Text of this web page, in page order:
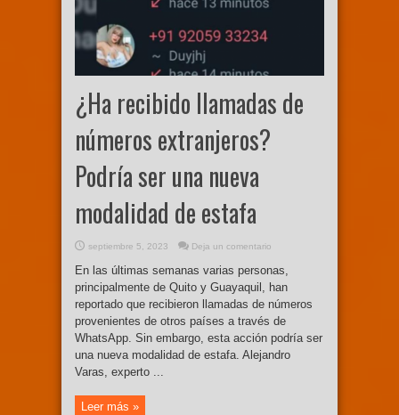
¿Ha recibido llamadas de
números extranjeros?
Podría ser una nueva
modalidad de estafa
septiembre 5, 2023 Deja un comentario
En las últimas semanas varias personas,
principalmente de Quito y Guayaquil, han
reportado que recibieron llamadas de números
provenientes de otros países a través de
WhatsApp. Sin embargo, esta acción podría ser
una nueva modalidad de estafa. Alejandro
Varas, experto ...
Leer más »